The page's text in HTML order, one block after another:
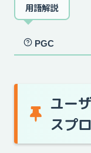
用語解説
PGC
ユー
スプ